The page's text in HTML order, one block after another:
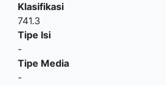
Klasifikasi
741.3
Tipe Isi
-
Tipe Media
-